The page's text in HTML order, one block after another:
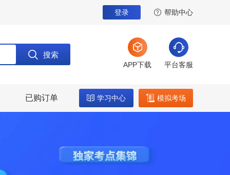
登录 帮助中心
搜索
APP下载 平台客服
已购订单 学习中心 模拟考场